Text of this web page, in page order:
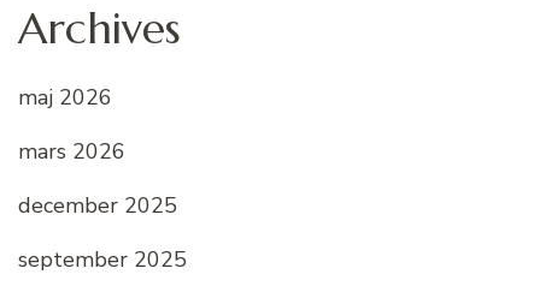
Archives
maj 2026
mars 2026
december 2025
september 2025